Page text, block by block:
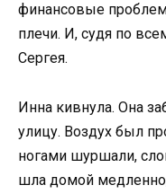
финансовые
плечи. И, судя по
Сергея.
Инна кивнула. Она
улицу. Воздух был
ногами шуршали,
шла домой